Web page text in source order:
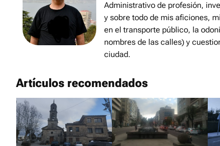
Administrativo de profesión,
y sobre todo de mis aficiones,
en el transporte público, la
nombres de las calles) y
ciudad.
Artículos recomendados